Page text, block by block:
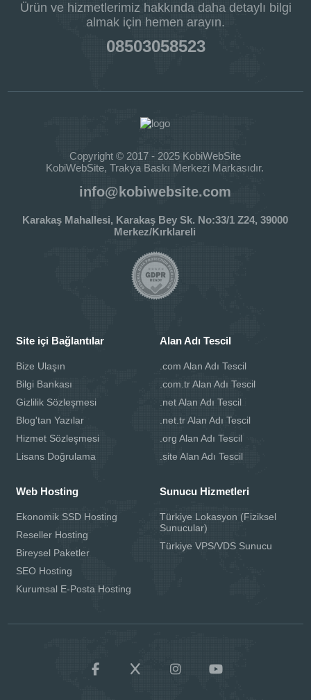
Ürün ve hizmetlerimiz hakkında daha detaylı bilgi
almak için hemen arayın.
08503058523
Copyright © 2017 - 2025 KobiWebSite
KobiWebSite, Trakya Baskı Merkezi Markasıdır.
info@kobiwebsite.com
Karakaş Mahallesi, Karakaş Bey Sk. No:33/1 Z24, 39000
Merkez/Kırklareli
Site içi Bağlantılar
Bize Ulaşın
Bilgi Bankası
Gizlilik Sözleşmesi
Blog'tan Yazılar
Hizmet Sözleşmesi
Lisans Doğrulama
Alan Adı Tescil
.com Alan Adı Tescil
.com.tr Alan Adı Tescil
.net Alan Adı Tescil
.net.tr Alan Adı Tescil
.org Alan Adı Tescil
.site Alan Adı Tescil
Web Hosting
Ekonomik SSD Hosting
Reseller Hosting
Bireysel Paketler
SEO Hosting
Kurumsal E-Posta Hosting
Sunucu Hizmetleri
Türkiye Lokasyon (Fiziksel
Sunucular)
Türkiye VPS/VDS Sunucu